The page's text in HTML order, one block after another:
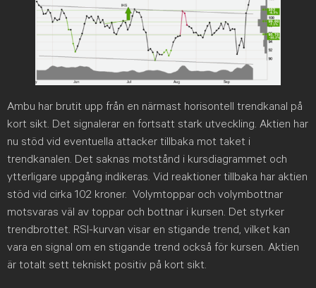
Ambu har brutit upp från en närmast horisontell trendkanal på
kort sikt. Det signalerar en fortsatt stark utveckling. Aktien har
nu stöd vid eventuella attacker tillbaka mot taket i
trendkanalen. Det saknas motstånd i kursdiagrammet och
ytterligare uppgång indikeras. Vid reaktioner tillbaka har aktien
stöd vid cirka 102 kroner. Volymtoppar och volymbottnar
motsvaras väl av toppar och bottnar i kursen. Det styrker
trendbrottet. RSI-kurvan visar en stigande trend, vilket kan
vara en signal om en stigande trend också för kursen. Aktien
är totalt sett tekniskt positiv på kort sikt.